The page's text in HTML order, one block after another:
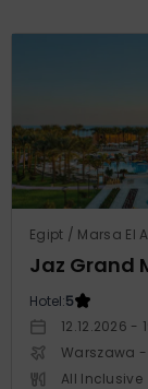
Hotel:5
12.12.2026 -
Warszawa
All Inclusive